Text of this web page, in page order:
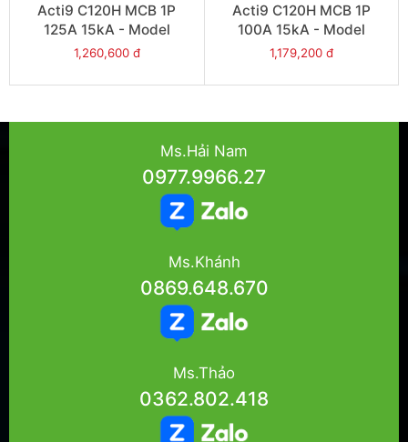
Acti9 C120H MCB 1P
125A 15kA - Model
A9N18448
1,260,600 đ
Acti9 C120H MCB 1P
100A 15kA - Model
A9N18447
1,179,200 đ
Ms.Hải Nam
0977.9966.27
Ms.Khánh
0869.648.670
Ms.Thảo
0362.802.418